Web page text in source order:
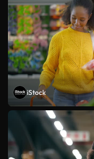
iStock